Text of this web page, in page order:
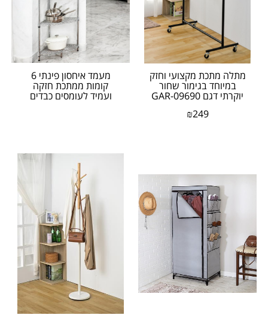
מתלה מתכת מקצועי וחזק
במיוחד בגימור שחור
יוקרתי דגם GAR-09690
מבית honey can do
₪249
מעמד איחסון פינתי 6
קומות ממתכת חזקה
ועמיד לעומסים כבדים